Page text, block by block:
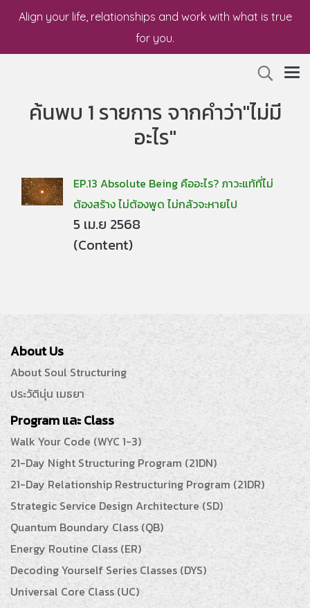
Align your life, relationships and work with what is true
for you.
ค้นพบ 1 รายการ จากคำว่า"ไม่มี
อะไร"
EP.13 Absolute Being คืออะไร? ภาวะแท้ที่ไม่
ต้องสร้าง ไม่ต้องพูด ไม่กลัวจะหายไป
5 เม.ย 2568
(Content)
About Us
About Soul Structuring
ประวัตินุ่น เมธยา
Program และ Class
Walk Your Code (WYC 1-3)
21-Day Night Structuring Program (21DN)
21-Day Relationship Restructuring Program (21DR)
Strategic Service Design Architecture (SD)
Quantum Boundary Class (QB)
Energy Routine Class (ER)
Decoding Yourself Series Classes (DYS)
Universal Core Class (UC)